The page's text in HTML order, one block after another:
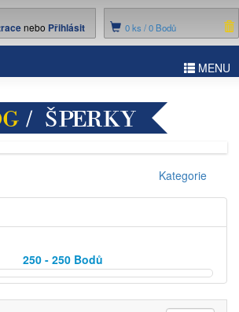
0ks /0 Bodů
nebo Přihlásit
MENU
/ ŠPERKY
Kategorie
250 - 250 Bodů